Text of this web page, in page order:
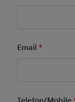
Email *Pflichtfeld